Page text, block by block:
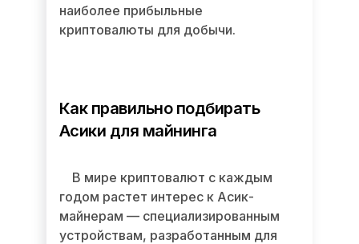
наиболее прибыльные
криптовалюты для добычи.
Как правильно подбирать
Асики для майнинга
В мире криптовалют с каждым
годом растет интерес к Асик-
майнерам — специализированным
устройствам, разработанным для